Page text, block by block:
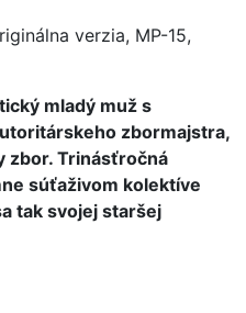
verzia, MP-15,
mladý muž s
zbormajstra,
zbor. Trinásťročná
súťaživom kolektíve
tak svojej staršej